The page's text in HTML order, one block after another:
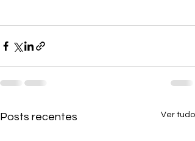
Posts recentes Ver tudo